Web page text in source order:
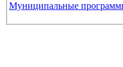
Муниципальные